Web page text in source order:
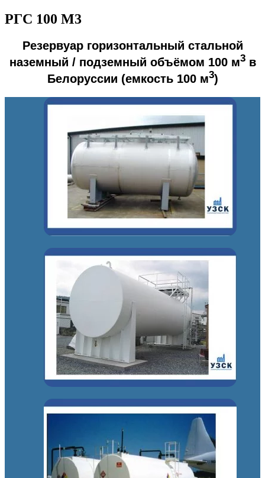
РГС 100 М3
Резервуар горизонтальный стальной
наземный / подземный объёмом 100 м3в
Белоруссии (емкость 100 м3)